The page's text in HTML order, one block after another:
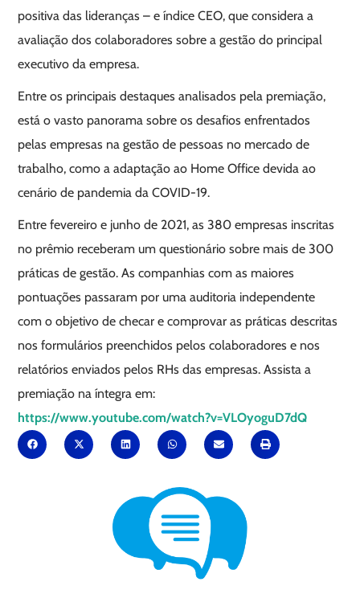
positiva das lideranças – e índice CEO, que considera a
avaliação dos colaboradores sobre a gestão do principal
executivo da empresa.
Entre os principais destaques analisados pela premiação,
está o vasto panorama sobre os desafios enfrentados
pelas empresas na gestão de pessoas no mercado de
trabalho, como a adaptação ao Home Office devida ao
cenário de pandemia da COVID-19.
Entre fevereiro e junho de 2021, as 380 empresas inscritas
no prêmio receberam um questionário sobre mais de 300
práticas de gestão. As companhias com as maiores
pontuações passaram por uma auditoria independente
com o objetivo de checar e comprovar as práticas descritas
nos formulários preenchidos pelos colaboradores e nos
relatórios enviados pelos RHs das empresas. Assista a
premiação na íntegra em:
https://www.youtube.com/watch?v=VLOyoguD7dQ